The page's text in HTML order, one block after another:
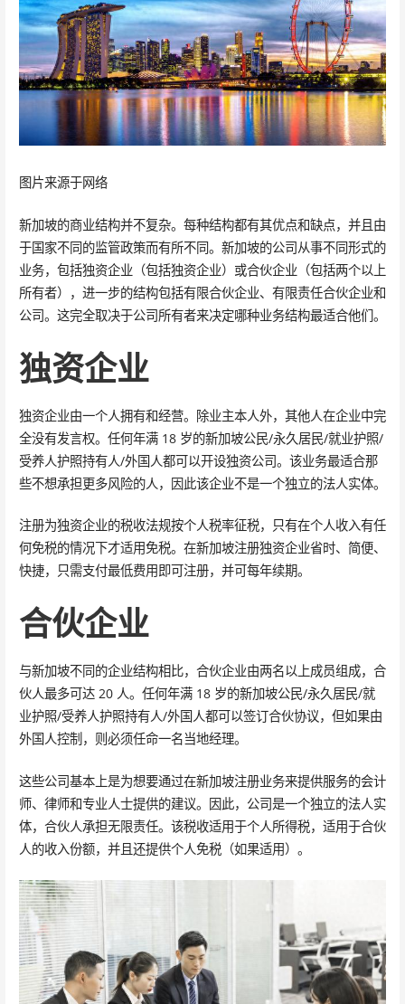
图片来源于网络
新加坡的商业结构并不复杂。每种结构都有其优点和缺点，并且由
于国家不同的监管政策而有所不同。新加坡的公司从事不同形式的
业务，包括独资企业（包括独资企业）或合伙企业（包括两个以上
所有者），进一步的结构包括有限合伙企业、有限责任合伙企业和
公司。这完全取决于公司所有者来决定哪种业务结构最适合他们。
独资企业
独资企业由一个人拥有和经营。除业主本人外，其他人在企业中完
全没有发言权。任何年满 18 岁的新加坡公民/永久居民/就业护照/
受养人护照持有人/外国人都可以开设独资公司。该业务最适合那
些不想承担更多风险的人，因此该企业不是一个独立的法人实体。
注册为独资企业的税收法规按个人税率征税，只有在个人收入有任
何免税的情况下才适用免税。在新加坡注册独资企业省时、简便、
快捷，只需支付最低费用即可注册，并可每年续期。
合伙企业
与新加坡不同的企业结构相比，合伙企业由两名以上成员组成，合
伙人最多可达 20 人。任何年满 18 岁的新加坡公民/永久居民/就
业护照/受养人护照持有人/外国人都可以签订合伙协议，但如果由
外国人控制，则必须任命一名当地经理。
这些公司基本上是为想要通过在新加坡注册业务来提供服务的会计
师、律师和专业人士提供的建议。因此，公司是一个独立的法人实
体，合伙人承担无限责任。该税收适用于个人所得税，适用于合伙
人的收入份额，并且还提供个人免税（如果适用）。